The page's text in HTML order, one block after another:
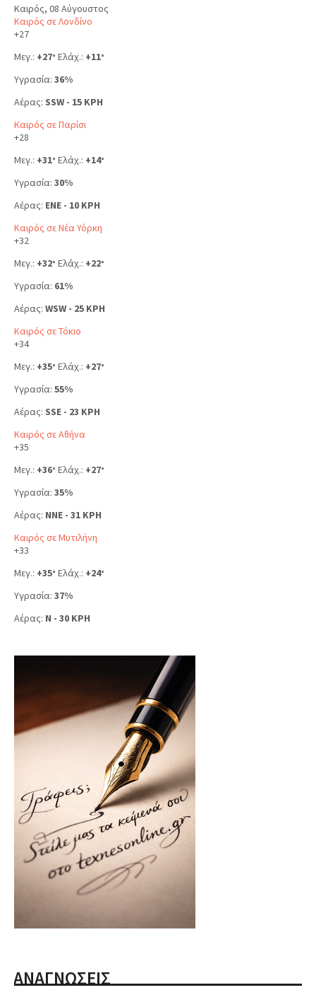
Καιρός, 08 Αύγουστος
Καιρός σε Λονδίνο
+27
Μεγ.: +27° Ελάχ.: +11°
Υγρασία: 36%
Αέρας: SSW - 15 KPH
Καιρός σε Παρίσι
+28
Μεγ.: +31° Ελάχ.: +14°
Υγρασία: 30%
Αέρας: ENE - 10 KPH
Καιρός σε Νέα Υόρκη
+32
Μεγ.: +32° Ελάχ.: +22°
Υγρασία: 61%
Αέρας: WSW - 25 KPH
Καιρός σε Τόκιο
+34
Μεγ.: +35° Ελάχ.: +27°
Υγρασία: 55%
Αέρας: SSE - 23 KPH
Καιρός σε Αθήνα
+35
Μεγ.: +36° Ελάχ.: +27°
Υγρασία: 35%
Αέρας: NNE - 31 KPH
Καιρός σε Μυτιλήνη
+33
Μεγ.: +35° Ελάχ.: +24°
Υγρασία: 37%
Αέρας: N - 30 KPH
ΑΝΑΓΝΩΣΕΙΣ